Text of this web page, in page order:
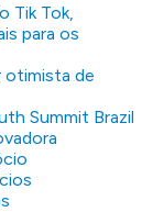
Tik Tok,
para os
otimista de
Summit Brazil